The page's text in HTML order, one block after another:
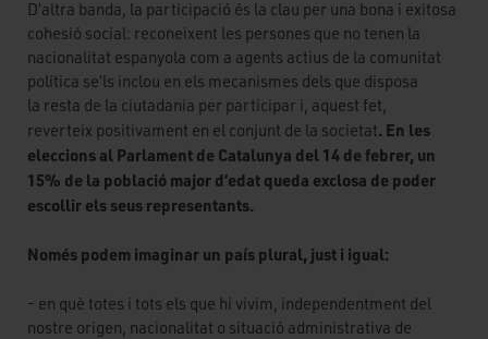
D’altra banda, la participació és la clau per una bona i exitosa
cohesió social: reconeixent les persones que no tenen la
nacionalitat espanyola com a agents actius de la comunitat
política se’ls inclou en els mecanismes dels que disposa
la resta de la ciutadania per participar i, aquest fet,
reverteix positivament en el conjunt de la societat. En les
eleccions al Parlament de Catalunya del 14 de febrer, un
15% de la població major d’edat queda exclosa de poder
escollir els seus representants.
Només podem imaginar un país plural, just i igual:
- en què totes i tots els que hi vivim, independentment del
nostre origen, nacionalitat o situació administrativa de